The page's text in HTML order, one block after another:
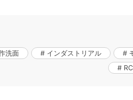
洗面 # インダストリアル #
#